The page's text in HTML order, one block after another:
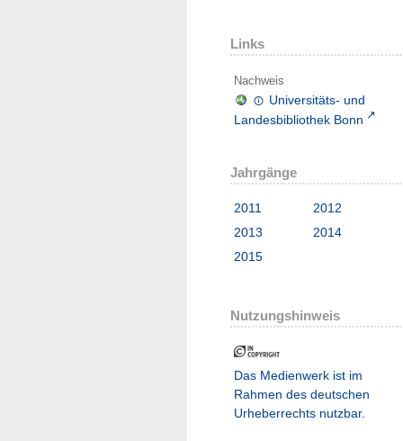
Links
Nachweis
Universitäts- und
Landesbibliothek Bonn
Jahrgänge
2011
2012
2013
2014
2015
Nutzungshinweis
Das Medienwerk ist im
Rahmen des deutschen
Urheberrechts nutzbar.